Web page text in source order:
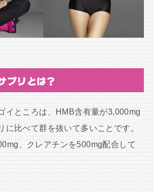
プリとは？
イところは、HMB含有量が3,000mg
に比べて群を抜いて多いことです。
、クレアチンを500mg配合して